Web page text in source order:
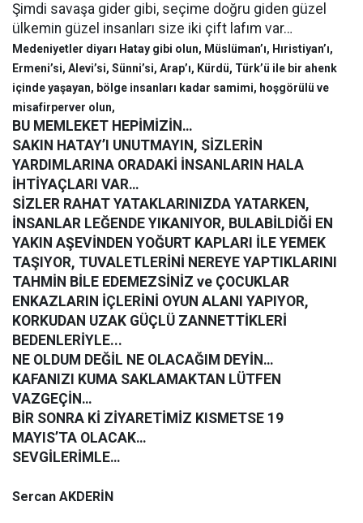
Şimdi savaşa gider gibi, seçime doğru giden güzel
ülkemin güzel insanları size iki çift lafım var…
Medeniyetler diyarı Hatay gibi olun, Müslüman’ı, Hıristiyan’ı,
Ermeni’si, Alevi’si, Sünni’si, Arap’ı, Kürdü, Türk’ü ile bir ahenk
içinde yaşayan, bölge insanları kadar samimi, hoşgörülü ve
misafirperver olun,
BU MEMLEKET HEPİMİZİN…
SAKIN HATAY’I UNUTMAYIN, SİZLERİN
YARDIMLARINA ORADAKİ İNSANLARIN HALA
İHTİYAÇLARI VAR…
SİZLER RAHAT YATAKLARINIZDA YATARKEN,
İNSANLAR LEĞENDE YIKANIYOR, BULABİLDİĞİ EN
YAKIN AŞEVİNDEN YOĞURT KAPLARI İLE YEMEK
TAŞIYOR, TUVALETLERİNİ NEREYE YAPTIKLARINI
TAHMİN BİLE EDEMEZSİNİZ ve ÇOCUKLAR
ENKAZLARIN İÇLERİNİ OYUN ALANI YAPIYOR,
KORKUDAN UZAK GÜÇLÜ ZANNETTİKLERİ
BEDENLERİYLE...
NE OLDUM DEĞİL NE OLACAĞIM DEYİN…
KAFANIZI KUMA SAKLAMAKTAN LÜTFEN
VAZGEÇİN…
BİR SONRA Kİ ZİYARETİMİZ KISMETSE 19
MAYIS’TA OLACAK…
SEVGİLERİMLE…
Sercan AKDERİN